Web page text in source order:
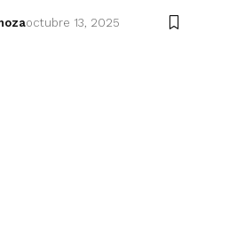
octubre 13, 2025